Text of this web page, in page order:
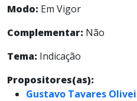
Modo: Em Vigor
Complementar: Não
Tema: Indicação
Propositores(as):
Gustavo Tavares